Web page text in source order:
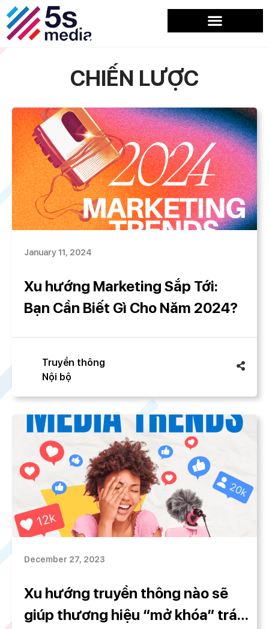
CHIẾN LƯỢC
January 11, 2024
Xu hướng Marketing Sắp Tới:
Bạn Cần Biết Gì Cho Năm 2024?
Truyền thông
Nội bộ
December 27, 2023
Xu hướng truyền thông nào sẽ
giúp thương hiệu “mở khóa” trái